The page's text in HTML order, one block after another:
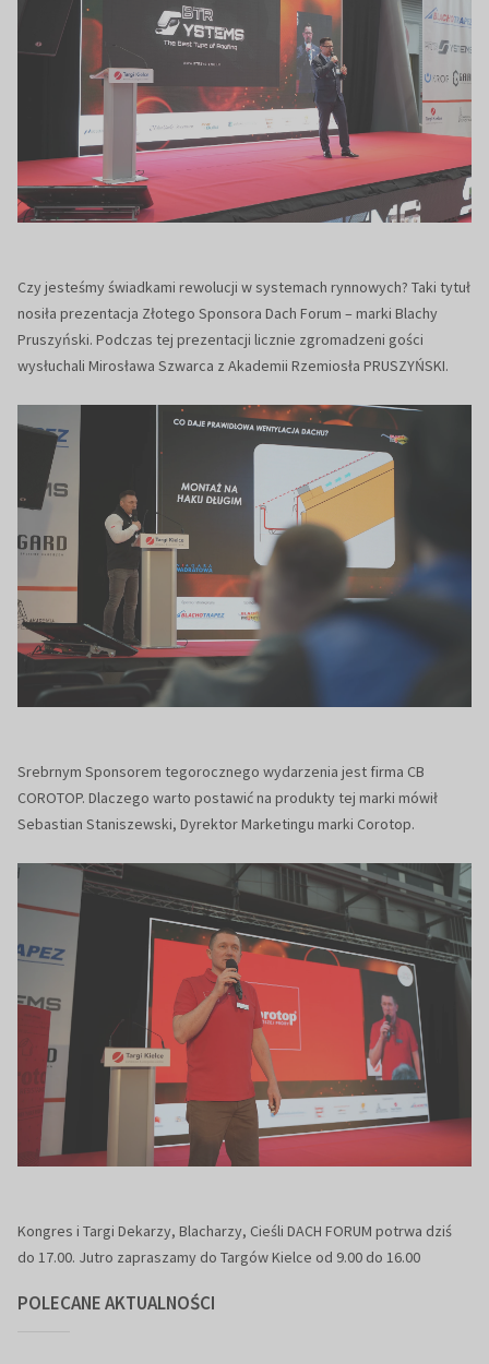
Czy jesteśmy świadkami rewolucji w systemach rynnowych? Taki tytuł
nosiła prezentacja Złotego Sponsora Dach Forum – marki Blachy
Pruszyński. Podczas tej prezentacji licznie zgromadzeni gości
wysłuchali Mirosława Szwarca z Akademii Rzemiosła PRUSZYŃSKI.
Srebrnym Sponsorem tegorocznego wydarzenia jest firma CB
COROTOP. Dlaczego warto postawić na produkty tej marki mówił
Sebastian Staniszewski, Dyrektor Marketingu marki Corotop.
Kongres i Targi Dekarzy, Blacharzy, Cieśli DACH FORUM potrwa dziś
do 17.00. Jutro zapraszamy do Targów Kielce od 9.00 do 16.00
POLECANE AKTUALNOŚCI